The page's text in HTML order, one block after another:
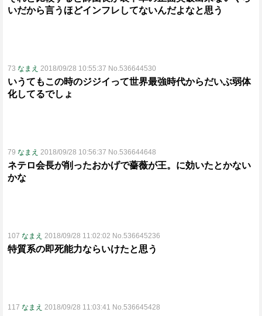
いだから言うほどインフレしてないんだよなと思う
73 なまえ 2018/09/28 10:55:37 No.536644530
いうてもこの時のジジイって世界最強時代からだいぶ弱体
化してるでしょ
79 なまえ 2018/09/28 10:56:37 No.536644648
ネテロ会長が削ったおかげで薔薇が王。に効いたとかない
かな
107 なまえ 2018/09/28 11:02:02 No.536645236
特質系の即死能力ならいけたと思う
117 なまえ 2018/09/28 11:03:41 No.536645428